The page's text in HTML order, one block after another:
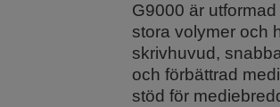
G9000 är
stora volymer och
skrivhuvud,
och förbättrad
stöd för